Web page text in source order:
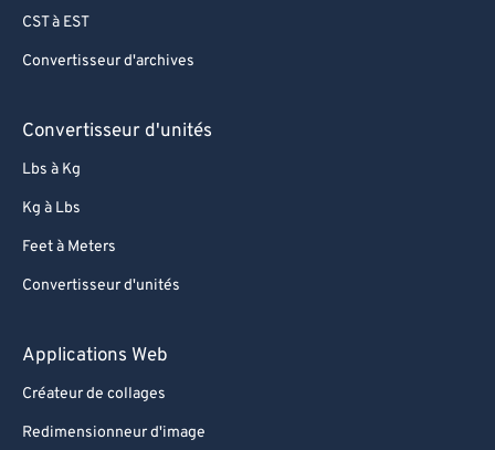
CST à EST
Convertisseur d'archives
Convertisseur d'unités
Lbs à Kg
Kg à Lbs
Feet à Meters
Convertisseur d'unités
Applications Web
Créateur de collages
Redimensionneur d'image